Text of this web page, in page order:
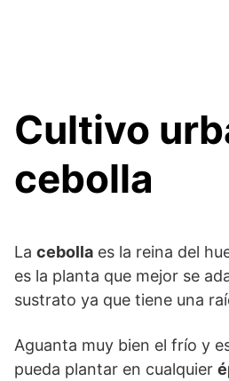
Cultivo
cebolla
La cebolla es la reina del
es la planta que mejor se
sustrato ya que tiene una
Aguanta muy bien el frío y
pueda plantar en cualquier